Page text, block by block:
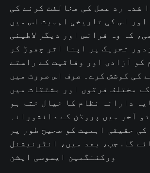
شدہ رد عمل کی مخالفت کرنے کی
اور اس کی تاریخی اہمیت اس میں
کہ وہ فرانس اور دیگر لاطینی
تحریک پر اپنا اثر چھوڑ کر
کو آزادی اور وفاقیت کے راستے
کی کوشش کرے۔ صرف اس صورت میں
مختلف فرقوں اور مشتقات میں
دارانہ نظام کا خیال ختم ہو
آخر میں پروڈن کے دانشورانہ
کی حقیقی اہمیت کو صحیح طور پر
گا. جب، بعد میں، انٹرنیشنل
ورکننگمین ایسوسی ایشن